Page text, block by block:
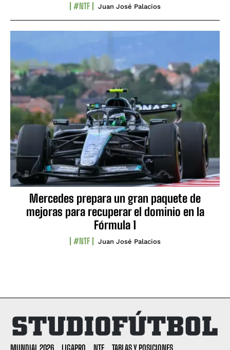
#NTF Juan José Palacios
Mercedes prepara un gran paquete de
mejoras para recuperar el dominio en la
Fórmula 1
#NTF Juan José Palacios
MUNDIAL 2026 LIGAPRO NTF TABLAS Y POSICIONES